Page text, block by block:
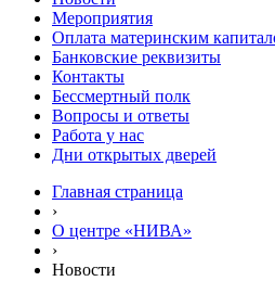
Мероприятия
Оплата материнским
Банковские реквизиты
Контакты
Бессмертный полк
Вопросы и ответы
Работа у нас
Дни открытых дверей
Главная страница
›
О центре «НИВА»
›
Новости